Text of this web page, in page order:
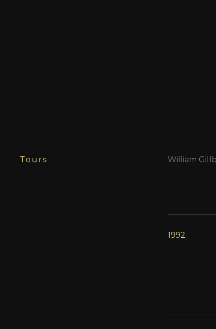
Tours William
1992